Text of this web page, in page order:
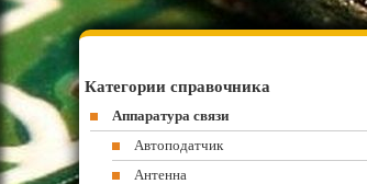
Категории справочника
Аппаратура связи
Автоподатчик
Антенна